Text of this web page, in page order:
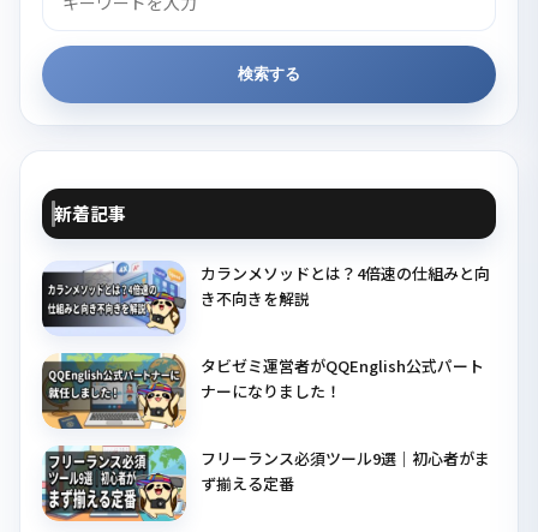
検索する
新着記事
カランメソッドとは？4倍速の仕組みと向
き不向きを解説
タビゼミ運営者がQQEnglish公式パート
ナーになりました！
フリーランス必須ツール9選｜初心者がま
ず揃える定番